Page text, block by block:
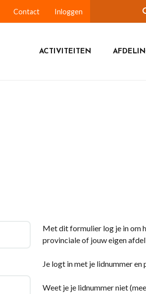
Contact Inloggen
ACTIVITEITEN
Met dit formulier log je in om
provinciale of jouw eigen
Je logt in met je lidnummer en
Weet je je lidnummer niet